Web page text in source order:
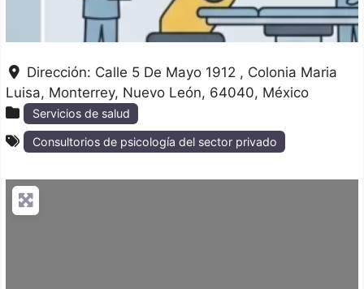
Dirección: Calle 5 De Mayo 1912 , Colonia Maria
Luisa Monterrey Nuevo León 64040 México
Servicios de salud
Consultorios de psicología del sector privado